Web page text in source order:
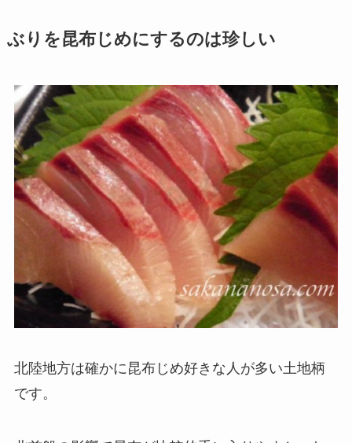
ぶりを昆布じめにするのは珍しい
北陸地方は確かに昆布じめ好きな人が多い土地柄
です。